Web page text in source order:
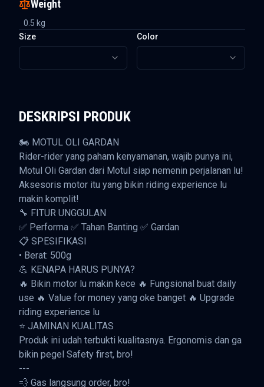
Weight
0.5 kg
Size
Color
DESKRIPSI PRODUK
🏍️ MOTUL OLI GARDAN
Rider-rider yang paham kenyamanan, wajib punya ini,
Motul Oli Gardan dari Motul siap nemenin perjalanan lu!
Aksesoris motor itu yang bikin riding experience lu
makin komplit!
🔧 FITUR UNGGULAN
✅ Performa ✅ Tahan Banting ✅ Gardan
📋 SPESIFIKASI
• Berat: 500g
💪 KENAPA HARUS PUNYA?
🔥 Bikin motor lu makin kece 🔥 Fungsional buat daily
use 🔥 Value for money yang oke banget 🔥 Upgrade
riding experience lu
⭐ JAMINAN KUALITAS
Produk ini udah terbukti kualitasnya. Ergonomis dan ga
bikin pegel Safety first, bro!
---
💨 Gas langsung order, bro!